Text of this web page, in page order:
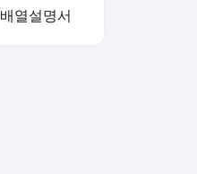
배열설명서